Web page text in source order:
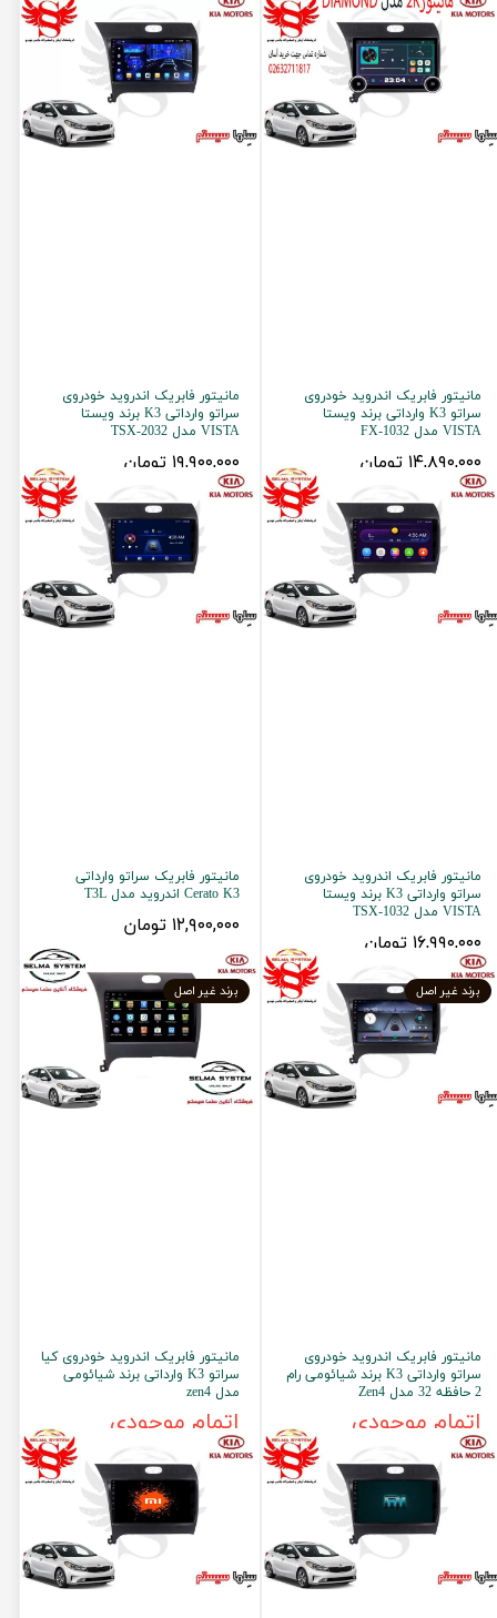
مانیتور فابریک اندروید خودروی
سراتو K3 وارداتی برند ویستا
VISTA مدل FX-1032
۱۴,۸۹۰,۰۰۰ تومان
مانیتور فابریک اندروید خودروی
سراتو وارداتی K3 برند ویستا
VISTA مدل TSX-2032
۱۹,۹۰۰,۰۰۰ تومان
مانیتور فابریک اندروید خودروی
سراتو وارداتی K3 برند ویستا
VISTA مدل TSX-1032
۱۶,۹۹۰,۰۰۰ تومان
مانیتور فابریک سراتو وارداتی
Cerato K3 اندروید مدل T3L
۱۲,۹۰۰,۰۰۰ تومان
مانیتور فابریک اندروید خودروی
سراتو وارداتی K3 برند شیائومی رام
2 حافظه 32 مدل Zen4
اتمام موجودی
برند غیر اصل
مانیتور فابریک اندروید خودروی کیا
سراتو K3 وارداتی برند شیائومی
مدل zen4
اتمام موجودی
برند غیر اصل